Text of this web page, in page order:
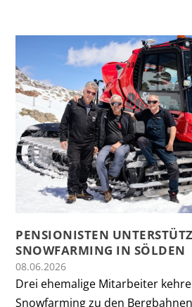
PENSIONISTEN
SNOWFARMING IN SÖLDEN
08.06.2026
Drei ehemalige Mitarbeiter
Snowfarming zu den